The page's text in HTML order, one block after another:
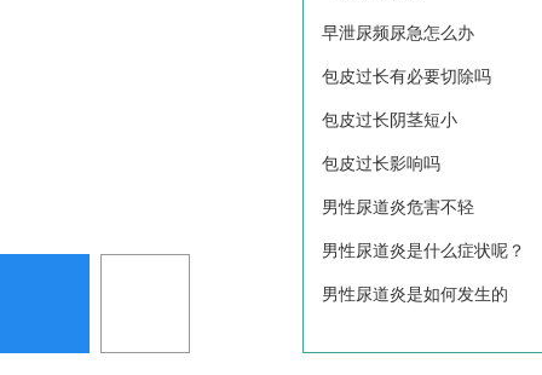
早泄尿频尿急怎么办
包皮过长有必要切除吗
包皮过长阴茎短小
包皮过长影响吗
男性尿道炎危害不轻
男性尿道炎是什么症状呢？
男性尿道炎是如何发生的